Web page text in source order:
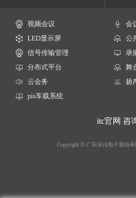
视频会议 会
LED显示屏
公
信号传输管理
录
分布式平台
舞
云会务
扬
pis车载系统
itc官网 咨
Copyright © 广东保伦电子股份有